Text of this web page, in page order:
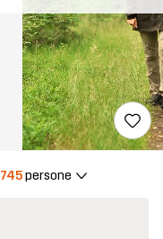
745persone